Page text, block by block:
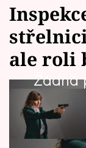
Témata
Celebrity
Vztahy
Seriály
ale roli
Žádná